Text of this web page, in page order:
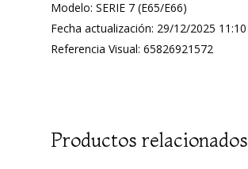
Modelo: SERIE 7 (E65/E66)
Fecha actualización: 29/12/2025 11:10
Referencia Visual: 65826921572
Productos relacionados